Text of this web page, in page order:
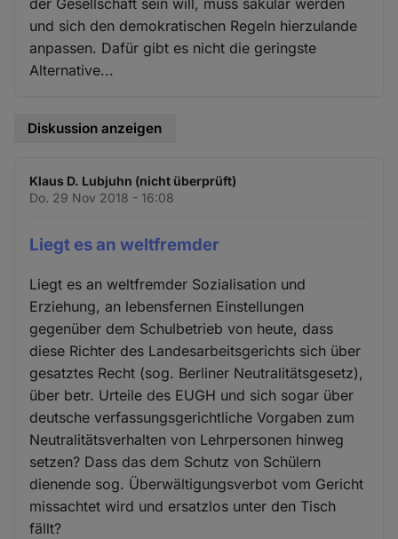
der Gesellschaft sein will, muss säkular werden
und sich den demokratischen Regeln hierzulande
anpassen. Dafür gibt es nicht die geringste
Alternative...
Diskussion anzeigen
Klaus D. Lubjuhn (nicht überprüft)
Do. 29 Nov 2018 - 16:08
Liegt es an weltfremder
Liegt es an weltfremder Sozialisation und
Erziehung, an lebensfernen Einstellungen
gegenüber dem Schulbetrieb von heute, dass
diese Richter des Landesarbeitsgerichts sich über
gesatztes Recht (sog. Berliner Neutralitätsgesetz),
über betr. Urteile des EUGH und sich sogar über
deutsche verfassungsgerichtliche Vorgaben zum
Neutralitätsverhalten von Lehrpersonen hinweg
setzen? Dass das dem Schutz von Schülern
dienende sog. Überwältigungsverbot vom Gericht
missachtet wird und ersatzlos unter den Tisch
fällt?